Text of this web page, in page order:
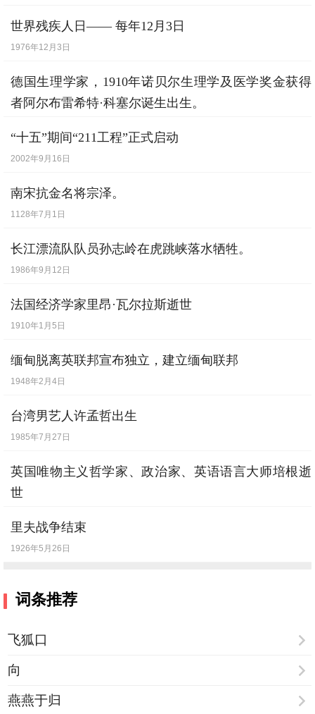
世界残疾人日—— 每年12月3日
1976年12月3日
德国生理学家，1910年诺贝尔生理学及医学奖金获得
者阿尔布雷希特·科塞尔诞生出生。
“十五”期间“211工程”正式启动
2002年9月16日
南宋抗金名将宗泽。
1128年7月1日
长江漂流队队员孙志岭在虎跳峡落水牺牲。
1986年9月12日
法国经济学家里昂·瓦尔拉斯逝世
1910年1月5日
缅甸脱离英联邦宣布独立，建立缅甸联邦
1948年2月4日
台湾男艺人许孟哲出生
1985年7月27日
英国唯物主义哲学家、政治家、英语语言大师培根逝
世
里夫战争结束
1926年5月26日
词条推荐
飞狐口
向
燕燕于归